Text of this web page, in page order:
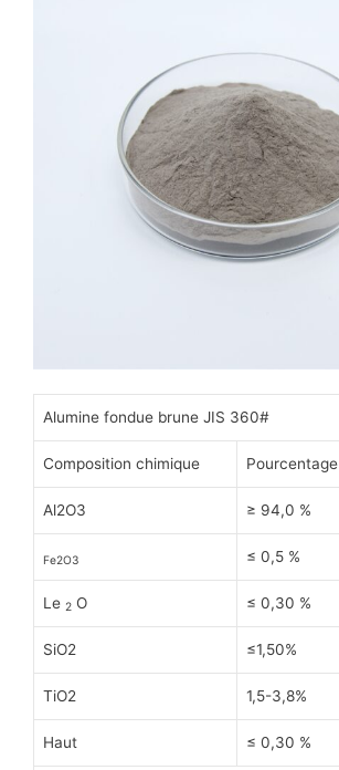
Alumine fondue brune JIS 360#
Composition chimique Pourcentage
Al2O3 ≥ 94,0 %
Fe2O3 ≤ 0,5 %
Le 2 O ≤ 0,30 %
SiO2 ≤1,50%
TiO2 1,5-3,8%
Haut ≤ 0,30 %